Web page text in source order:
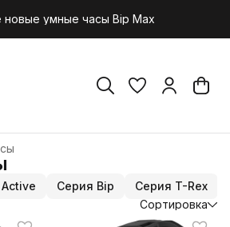
новые умные часы Bip Max
Серия Bip
Серия T-Rex
Сортировка